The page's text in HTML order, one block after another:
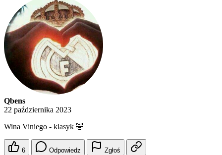
Qbens
22 października 2023
Wina Viniego - klasyk 🤣
6 Odpowiedz Zgłoś